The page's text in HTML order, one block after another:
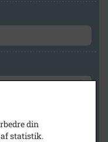
din
statistik.